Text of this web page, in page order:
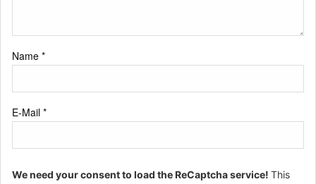
Name *
E-Mail *
We need your consent to load the ReCaptcha service! This